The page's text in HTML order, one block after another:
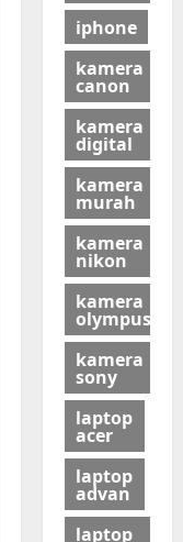
iphone
kamera
canon
kamera
digital
kamera
murah
kamera
nikon
kamera
olympus
kamera
sony
laptop
acer
laptop
advan
laptop